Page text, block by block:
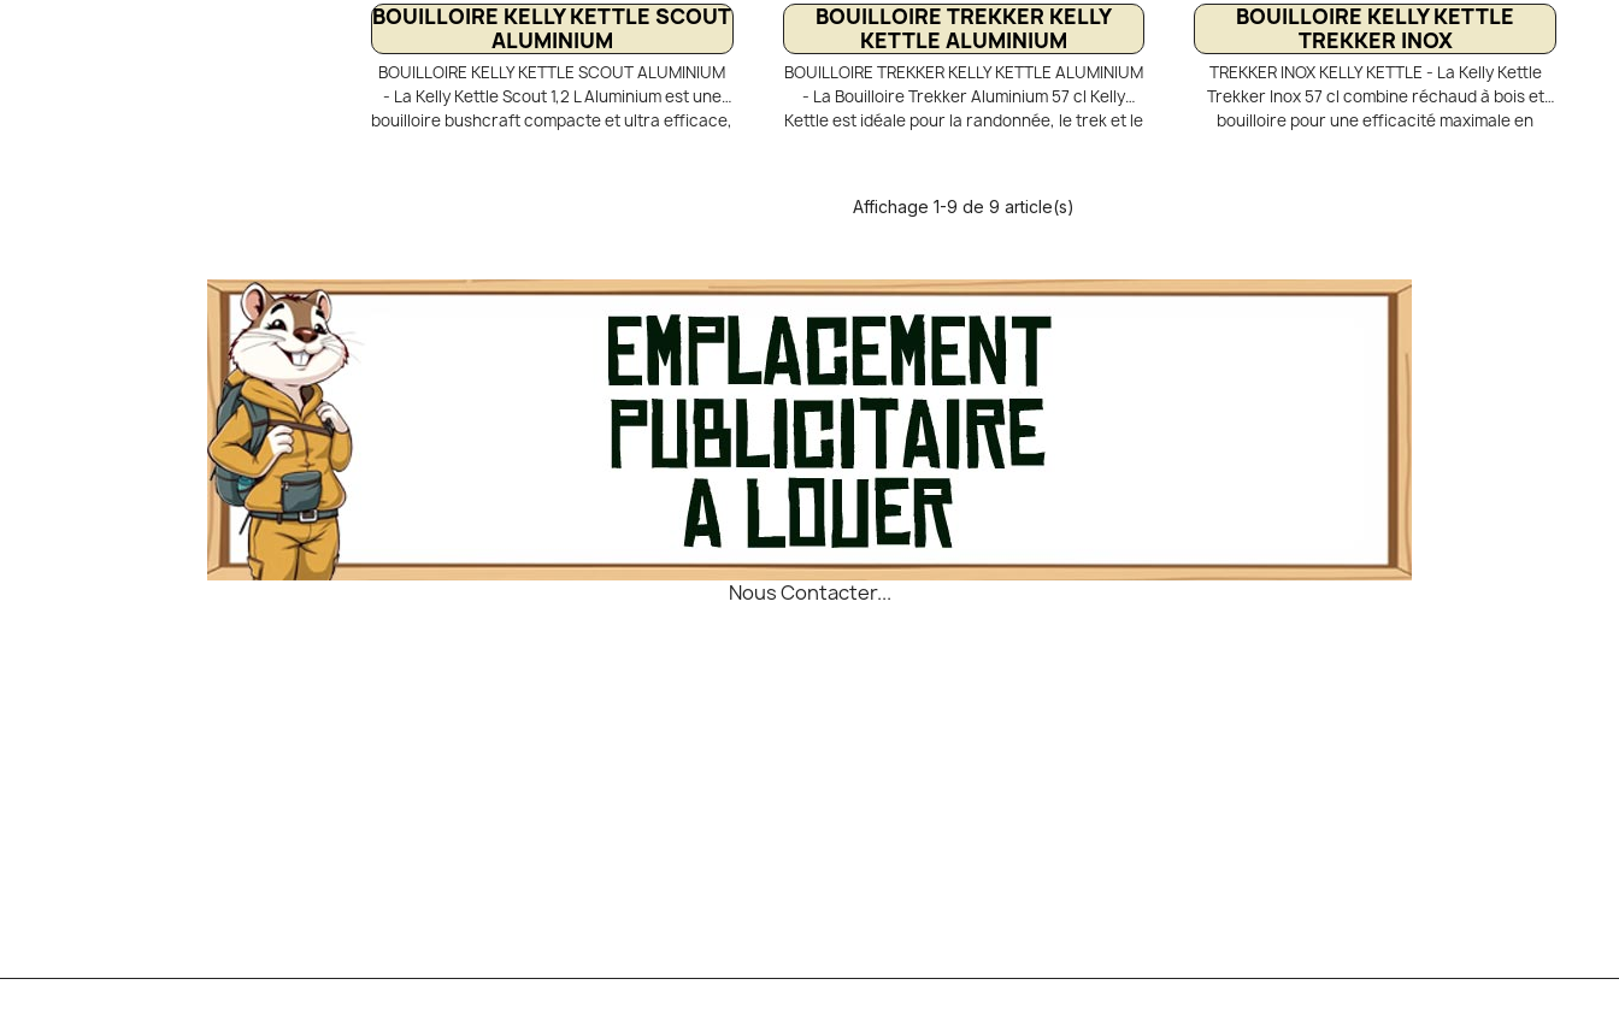
BOUILLOIRE KELLY KETTLE SCOUT
ALUMINIUM
BOUILLOIRE KELLY KETTLE SCOUT ALUMINIUM
- La Kelly Kettle Scout 1,2 L Aluminium est une
bouilloire bushcraft compacte et ultra efficace,
acier inoxydable et légère (800 g), elle
fonctionne sans gaz, uniquement avec les
ressources naturelles.
BOUILLOIRE TREKKER KELLY
KETTLE ALUMINIUM
BOUILLOIRE TREKKER KELLY KETTLE ALUMINIUM
- La Bouilloire Trekker Aluminium 57 cl Kelly
Kettle est idéale pour la randonnée, le trek et le
avec très peu de combustible. Quelques
Autonome et facile à transporter, elle est
parfaite pour les aventures en pleine nature.
BOUILLOIRE KELLY KETTLE
TREKKER INOX
TREKKER INOX KELLY KETTLE - La Kelly Kettle
Trekker Inox 57 cl combine réchaud à bois et
bouilloire pour une efficacité maximale en
inoxydable, elle est idéale pour une à deux
Affichage 1-9 de 9 article(s)
Nous Contacter...